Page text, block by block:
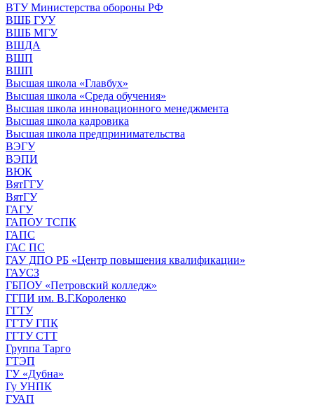
ВТУ Министерства обороны РФ
ВШБ ГУУ
ВШБ МГУ
ВШДА
ВШП
ВШП
Высшая школа «Главбух»
Высшая школа «Среда обучения»
Высшая школа инновационного менеджмента
Высшая школа кадровика
Высшая школа предпринимательства
ВЭГУ
ВЭПИ
ВЮК
ВятГГУ
ВятГУ
ГАГУ
ГАПОУ ТСПК
ГАПС
ГАС ПС
ГАУ ДПО РБ «Центр повышения квалификации»
ГАУСЗ
ГБПОУ «Петровский колледж»
ГГПИ им. В.Г.Короленко
ГГТУ
ГГТУ ГПК
ГГТУ СТТ
Группа Тарго
ГТЭП
ГУ «Дубна»
Гу УНПК
ГУАП